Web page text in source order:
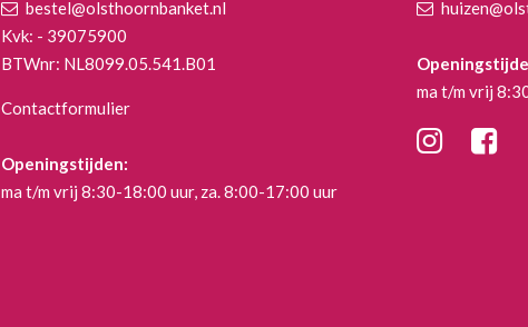
bestel@olsthoornbanket.nl
Kvk: - 39075900
BTWnr: NL8099.05.541.B01
Contactformulier
Openingstijden:
ma t/m vrij 8:30-18:00 uur, za. 8:00-17:00 uur
ma t/m vrij